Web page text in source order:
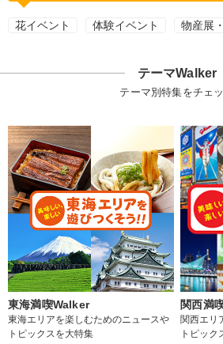
花イベント 体験イベント 物産展
テーマWalker
テーマ別特集をチェ
東海満喫Walker
東海エリアを楽しむためのニュースや
トピックスを大特集
関西満
関西エリ
トピック